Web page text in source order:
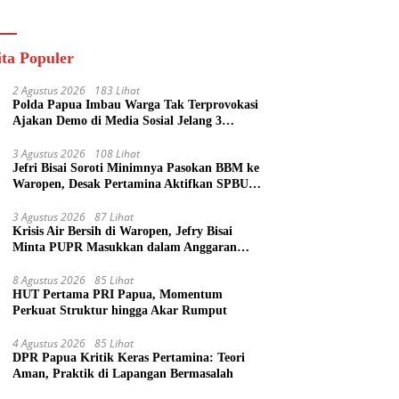
Populer
2 Agustus 2026 183 Lihat
Polda Papua Imbau Warga Tak Terprovokasi
Ajakan Demo di Media Sosial Jelang 3
3 Agustus 2026 108 Lihat
Jefri Bisai Soroti Minimnya Pasokan BBM ke
Waropen, Desak Pertamina Aktifkan SPBU
3 Agustus 2026 87 Lihat
Krisis Air Bersih di Waropen, Jefry Bisai
Minta PUPR Masukkan dalam Anggaran
8 Agustus 2026 85 Lihat
HUT Pertama PRI Papua, Momentum
Perkuat Struktur hingga Akar Rumput
4 Agustus 2026 85 Lihat
DPR Papua Kritik Keras Pertamina: Teori
Aman, Praktik di Lapangan Bermasalah